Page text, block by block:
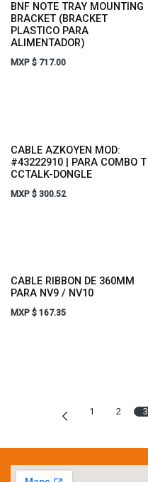
BNF NOTE TRAY MOUNTING
BRACKET (BRACKET
PLASTICO PARA
ALIMENTADOR)
MXP $ 717.00
CABLE AZKOYEN MOD:
#43222910 | PARA COMBO T
CCTALK-DONGLE
MXP $ 300.52
CABLE RIBBON DE 360MM
PARA NV9 / NV10
MXP $ 167.35
1 2 3